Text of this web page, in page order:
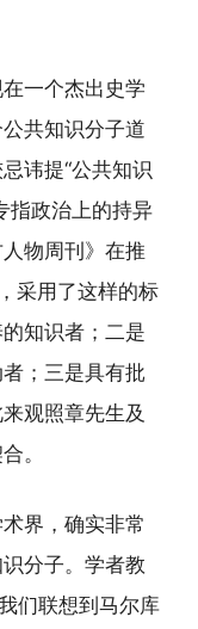
一个杰出史学
共知识分子道
讳提“公共知识
指政治上的持异
物周刊》在推
采用了这样的标
知识者；二是
；三是具有批
观照章先生及
。
界，确实非常
分子。学者教
们联想到马尔库